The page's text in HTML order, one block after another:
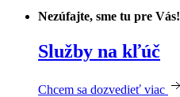
Nezúfajte, sme tu pre Vás!
Služby na kľúč
Chcem sa dozvedieť viac